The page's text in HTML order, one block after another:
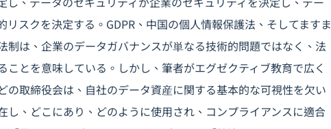
スクを決定する。GDPR、中国の個人情報保護法、そしてますま
制は、企業のデータガバナンスが単なる技術的問題ではなく、法
ことを意味している。しかし、筆者がエグゼクティブ教育で広く
の取締役会は、自社のデータ資産に関する基本的な可視性を欠い
、どこにあり、どのように使用され、コンプライアンスに適合